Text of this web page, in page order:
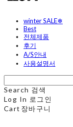
winter SALE❄
Best
전체제품
후기
A/S안내
사용설명서
Search 검색
Log In 로그인
Cart 장바구니